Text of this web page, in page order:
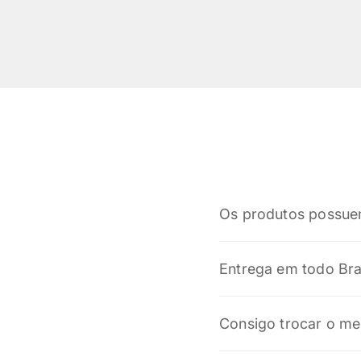
Os produtos
legislação brasileira.
Entrega em todo
prazo e o valor do
Consigo trocar o